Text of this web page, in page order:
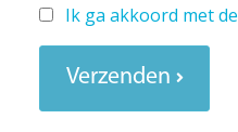
Ik ga akkoord met de
Verzenden